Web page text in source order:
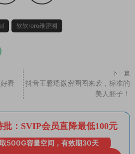
软软roro维密圈
看
下一篇
抖音王馨瑶微密圈图来袭，标准的
美人胚子！
：SVIP会员直降最低100元
500G容量空间，有效期30天